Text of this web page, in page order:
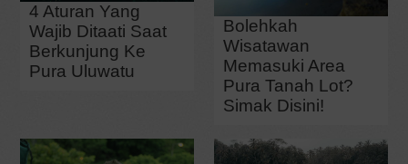
4 Aturan Yang
Wajib Ditaati Saat
Berkunjung Ke
Pura Uluwatu
Bolehkah
Wisatawan
Memasuki Area
Pura Tanah Lot?
Simak Disini!